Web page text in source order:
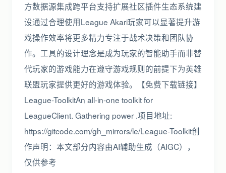
方数据源集成跨平台支持扩展社区插件生态系统建
设通过合理使用League Akari玩家可以显著提升游
戏操作效率将更多精力专注于战术决策和团队协
作。工具的设计理念是成为玩家的智能助手而非替
代玩家的游戏能力在遵守游戏规则的前提下为英雄
联盟玩家提供更好的游戏体验。【免费下载链接】
League-ToolkitAn all-in-one toolkit for
LeagueClient. Gathering power .项目地址:
https://gitcode.com/gh_mirrors/le/League-Toolkit创
作声明：本文部分内容由AI辅助生成（AIGC），
仅供参考